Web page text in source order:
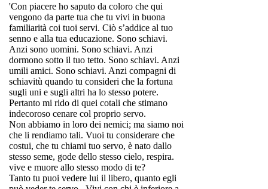
'Con piacere ho saputo da coloro che qui
vengono da parte tua che tu vivi in buona
familiarità coi tuoi servi. Ciò s’addice al tuo
senno e alla tua educazione. Sono schiavi.
Anzi sono uomini. Sono schiavi. Anzi
dormono sotto il tuo tetto. Sono schiavi. Anzi
umili amici. Sono schiavi. Anzi compagni di
schiavitù quando tu consideri che la fortuna
sugli uni e sugli altri ha lo stesso potere.
Pertanto mi rido di quei cotali che stimano
indecoroso cenare col proprio servo.
Non abbiamo in loro dei nemici; ma siamo noi
che li rendiamo tali. Vuoi tu considerare che
costui, che tu chiami tuo servo, è nato dallo
stesso seme, gode dello stesso cielo, respira.
vive e muore allo stesso modo di te?
Tanto tu puoi vedere lui il libero, quanto egli